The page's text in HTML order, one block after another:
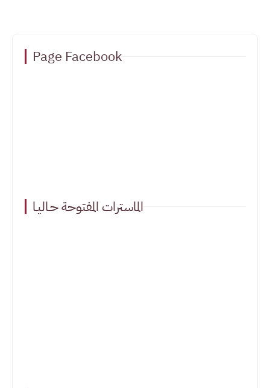
Page Facebook
الماسترات المفتوحة حـاليـا